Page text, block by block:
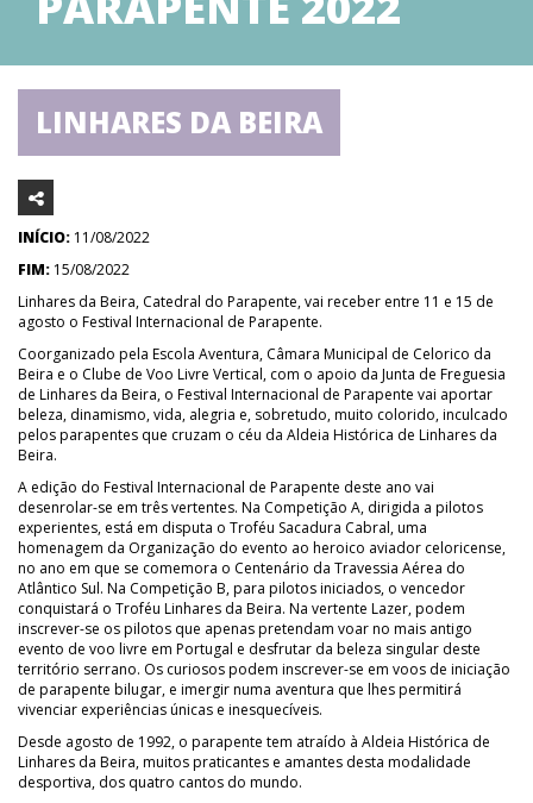
LINHARES DA BEIRA
INÍCIO: 11/08/2022
FIM: 15/08/2022
Linhares da Beira, Catedral do Parapente, vai receber entre 11 e 15 de
agosto o Festival Internacional de Parapente.
Coorganizado pela Escola Aventura, Câmara Municipal de Celorico da
Beira e o Clube de Voo Livre Vertical, com o apoio da Junta de Freguesia
de Linhares da Beira, o Festival Internacional de Parapente vai aportar
beleza, dinamismo, vida, alegria e, sobretudo, muito colorido, inculcado
pelos parapentes que cruzam o céu da Aldeia Histórica de Linhares da
Beira.
A edição do Festival Internacional de Parapente deste ano vai
desenrolar-se em três vertentes. Na Competição A, dirigida a pilotos
experientes, está em disputa o Troféu Sacadura Cabral, uma
homenagem da Organização do evento ao heroico aviador celoricense,
no ano em que se comemora o Centenário da Travessia Aérea do
Atlântico Sul. Na Competição B, para pilotos iniciados, o vencedor
conquistará o Troféu Linhares da Beira. Na vertente Lazer, podem
inscrever-se os pilotos que apenas pretendam voar no mais antigo
evento de voo livre em Portugal e desfrutar da beleza singular deste
território serrano. Os curiosos podem inscrever-se em voos de iniciação
de parapente bilugar, e imergir numa aventura que lhes permitirá
vivenciar experiências únicas e inesquecíveis.
Desde agosto de 1992, o parapente tem atraído à Aldeia Histórica de
Linhares da Beira, muitos praticantes e amantes desta modalidade
desportiva, dos quatro cantos do mundo.